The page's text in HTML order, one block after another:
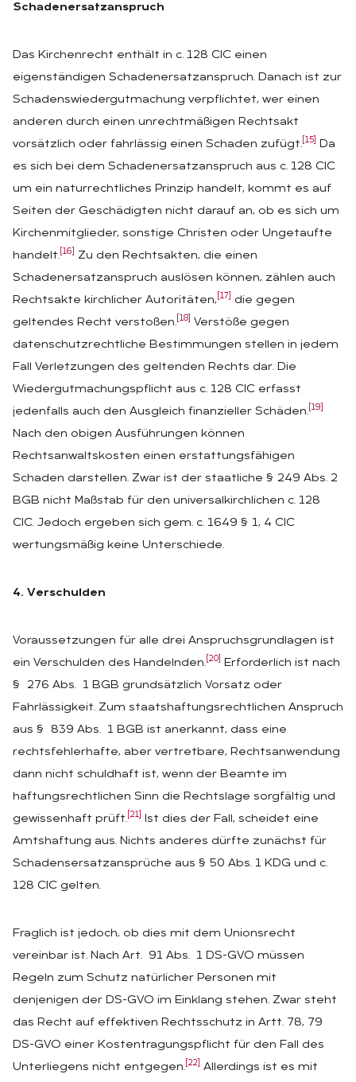
Schadenersatzanspruch
Das Kirchenrecht enthält in c. 128 CIC einen
eigenständigen Schadenersatzanspruch. Danach ist zur
Schadenswiedergutmachung verpflichtet, wer einen
anderen durch einen unrechtmäßigen Rechtsakt
vorsätzlich oder fahrlässig einen Schaden zufügt. [15]
Da
es sich bei dem Schadenersatzanspruch aus c. 128 CIC
um ein naturrechtliches Prinzip handelt, kommt es auf
Seiten der Geschädigten nicht darauf an, ob es sich um
Kirchenmitglieder, sonstige Christen oder Ungetaufte
handelt. [16]
Zu den Rechtsakten, die einen
Schadenersatzanspruch auslösen können, zählen auch
Rechtsakte kirchlicher Autoritäten, [17]
die gegen
geltendes Recht verstoßen. [18]
Verstöße gegen
datenschutzrechtliche Bestimmungen stellen in jedem
Fall Verletzungen des geltenden Rechts dar. Die
Wiedergutmachungspflicht aus c. 128 CIC erfasst
jedenfalls auch den Ausgleich finanzieller Schäden. [19]
Nach den obigen Ausführungen können
Rechtsanwaltskosten einen erstattungsfähigen
Schaden darstellen. Zwar ist der staatliche § 249 Abs. 2
BGB nicht Maßstab für den universalkirchlichen c. 128
CIC. Jedoch ergeben sich gem. c. 1649 § 1, 4 CIC
wertungsmäßig keine Unterschiede.
4. Verschulden
Voraussetzungen für alle drei Anspruchsgrundlagen ist
ein Verschulden des Handelnden. [20]
Erforderlich ist nach
§ 276 Abs. 1 BGB grundsätzlich Vorsatz oder
Fahrlässigkeit. Zum staatshaftungsrechtlichen Anspruch
aus § 839 Abs. 1 BGB ist anerkannt, dass eine
rechtsfehlerhafte, aber vertretbare, Rechtsanwendung
dann nicht schuldhaft ist, wenn der Beamte im
haftungsrechtlichen Sinn die Rechtslage sorgfältig und
gewissenhaft prüft. [21]
Ist dies der Fall, scheidet eine
Amtshaftung aus. Nichts anderes dürfte zunächst für
Schadensersatzansprüche aus § 50 Abs. 1 KDG und c.
128 CIC gelten.
Fraglich ist jedoch, ob dies mit dem Unionsrecht
vereinbar ist. Nach Art. 91 Abs. 1 DS-GVO müssen
Regeln zum Schutz natürlicher Personen mit
denjenigen der DS-GVO im Einklang stehen. Zwar steht
das Recht auf effektiven Rechtsschutz in Artt. 78, 79
DS-GVO einer Kostentragungspflicht für den Fall des
Unterliegens nicht entgegen. [22]
Allerdings ist es mit